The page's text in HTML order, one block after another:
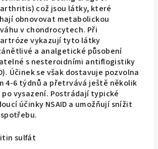
což jsou látky, které
obnovovat metabolickou
v chondrocytech. Při
vykazují tyto látky
a analgetické působení
s nesteroidními antiflogistiky
Účinek se však dostavuje pozvolna
4-6 týdnů a přetrvává ještě několik
vysazení. Postrádají typické
účinky NSAID a umožňují snížit
sulfát